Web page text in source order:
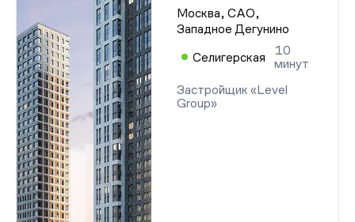
Москва, САО,
Западное Дегунино
Селигерская
10
минут
Застройщик «Level
Group»